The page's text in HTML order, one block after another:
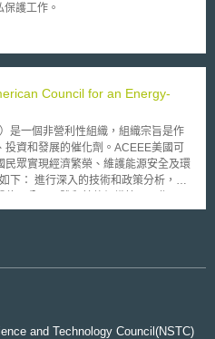
護工作。
Council for an Energy-
是一個非營利性組織，組織宗旨是作
資和發展的催化劑。ACEEE美國可
眾實現經濟繁榮、維護能源安全及環
下： 進行深入的技術和政策分析，並
士會談；協助並鼓勵傳統媒體和新媒
瞭解能源效率的重要性。
and Technology Council(NSTC)